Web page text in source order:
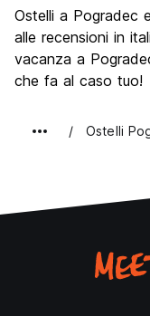
Ostelli a Pogradec
alle recensioni in
vacanza a
che fa al caso tuo!
Ostelli